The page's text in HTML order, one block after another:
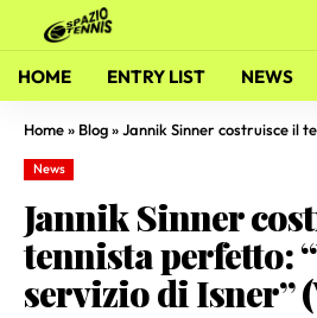
HOME ENTRY LIST NEWS
Home» Blog»Jannik Sinner costruisce il tennista
News
Jannik Sinner
tennista perfetto:
servizio di Isner”